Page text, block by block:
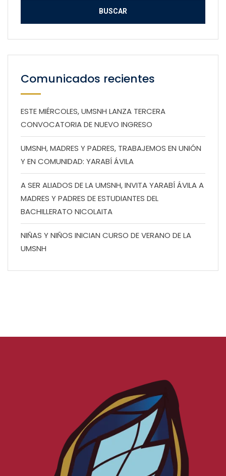
Comunicados recientes
ESTE MIÉRCOLES, UMSNH LANZA TERCERA
CONVOCATORIA DE NUEVO INGRESO
UMSNH, MADRES Y PADRES, TRABAJEMOS EN UNIÓN
Y EN COMUNIDAD: YARABÍ ÁVILA
A SER ALIADOS DE LA UMSNH, INVITA YARABÍ ÁVILA A
MADRES Y PADRES DE ESTUDIANTES DEL
BACHILLERATO NICOLAITA
NIÑAS Y NIÑOS INICIAN CURSO DE VERANO DE LA
UMSNH